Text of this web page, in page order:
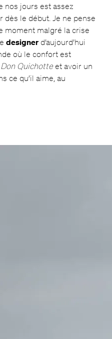
nos jours est assez
dès le début. Je ne pense
moment malgré la crise
designerd’aujourd’hui
où le confort est
Don Quichotteet avoir un
ce qu’il aime, au